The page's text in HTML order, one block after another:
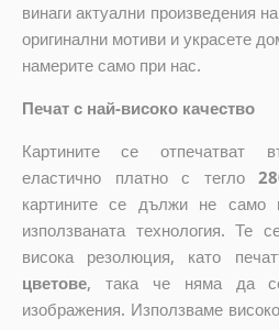
винаги актуални произведения
оригинални мотиви и украсете
намерите само при нас.
Печат с най-високо качество
Картините се отпечатват
еластично платно с тегло
картините се дължи не
използваната технология. Те
висока резолюция, като
цветове, така че няма да
изображения. Използваме